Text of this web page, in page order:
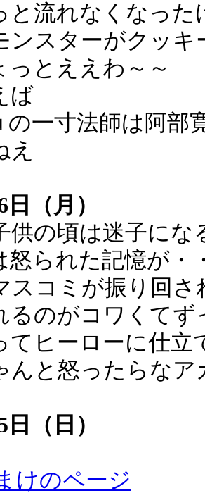
と流れなくなった
ンスターがクッ
っとええわ～～
ば
の一寸法師は阿部
え
（月）
供の頃は迷子にな
怒られた記憶が・
スコミが振り回
るのがコワくてず
てヒーローに仕
んと怒ったらなア
（日）
けのページ